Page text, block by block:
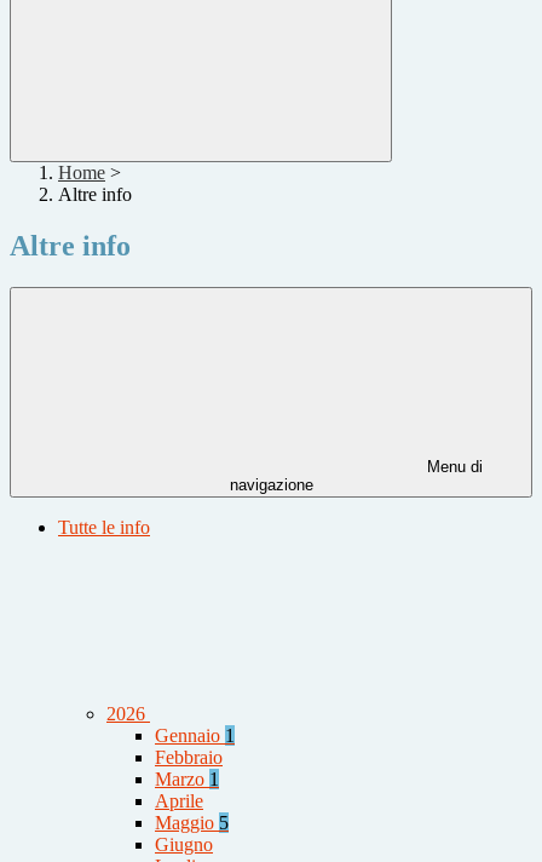
Home >
Altre info
Altre info
Menu di
navigazione
Tutte le info
2026
Gennaio 1
Febbraio
Marzo 1
Aprile
Maggio 5
Giugno